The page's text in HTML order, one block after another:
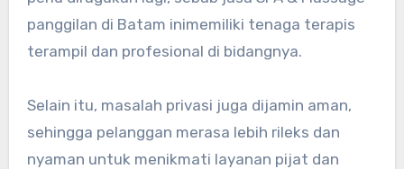
panggilan di Batam inimemiliki tenaga terapis
terampil dan profesional di bidangnya.
Selain itu, masalah privasi juga dijamin aman,
sehingga pelanggan merasa lebih rileks dan
nyaman untuk menikmati layanan pijat dan